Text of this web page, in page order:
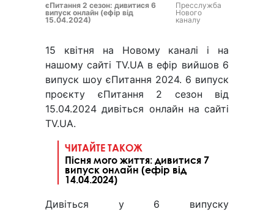
єПитання 2 сезон: дивитися 6
випуск онлайн (ефір від
15.04.2024)
Пресслужба
Нового
каналу
15 квітня на Новому каналі і на
нашому сайті TV.UA в ефір вийшов 6
випуск шоу єПитання 2024. 6 випуск
проєкту єПитання 2 сезон від
15.04.2024 дивіться онлайн на сайті
TV.UA.
ЧИТАЙТЕ ТАКОЖ
Пісня мого життя: дивитися 7
випуск онлайн (ефір від
14.04.2024)
Дивіться у 6 випуску